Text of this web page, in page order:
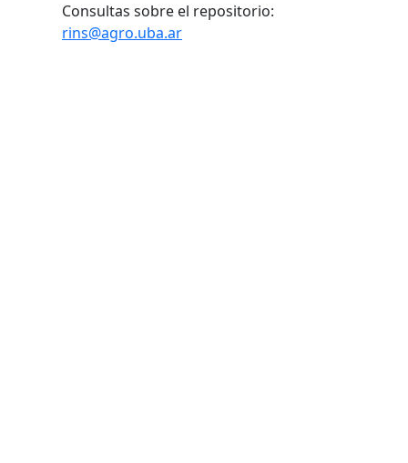
Consultas sobre el repositorio:
rins@agro.uba.ar